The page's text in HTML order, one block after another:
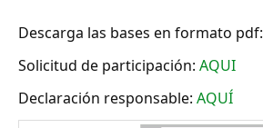
Descarga las bases en formato pdf:
Solicitud de participación: AQUI
Declaración responsable: AQUÍ